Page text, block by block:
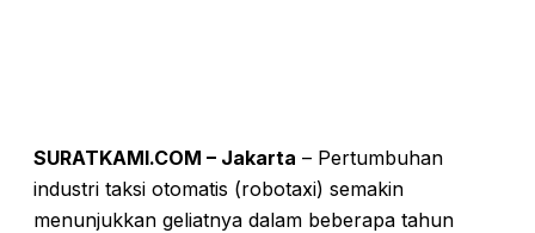
SURATKAMI.COM – Jakarta – Pertumbuhan
industri taksi otomatis (robotaxi) semakin
menunjukkan geliatnya dalam beberapa tahun